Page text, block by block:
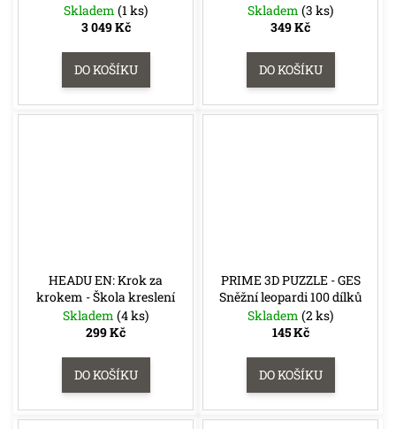
A
Skladem (1 ks)
3 049 Kč
DO KOŠÍKU
Skladem (3 ks)
349 Kč
DO KOŠÍKU
HEADU EN: Krok za
krokem - Škola kreslení
Skladem (4 ks)
299 Kč
DO KOŠÍKU
PRIME 3D PUZZLE - GES
Sněžní leopardi 100 dílků
Skladem (2 ks)
145 Kč
DO KOŠÍKU
ONE
PIECE